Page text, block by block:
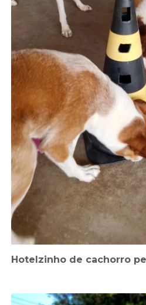
Hotelzinho de cachorro